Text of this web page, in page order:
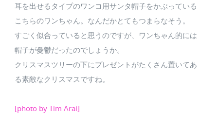
耳を出せるタイプのワンコ用サンタ帽子をかぶっている
こちらのワンちゃん。なんだかとてもつまらなそう。
すごく似合っていると思うのですが、ワンちゃん的には
帽子が憂鬱だったのでしょうか。
クリスマスツリーの下にプレゼントがたくさん置いてあ
る素敵なクリスマスですね。
[photo by Tim Arai]